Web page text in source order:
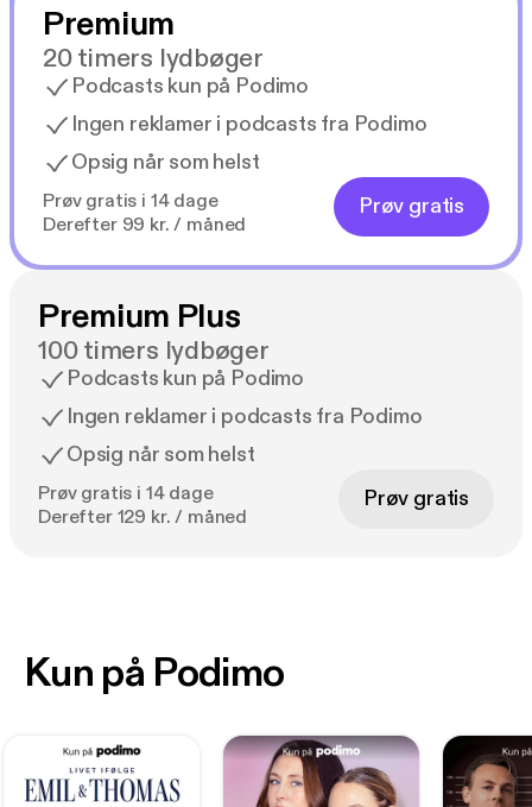
Premium
20 timers lydbøger
Podcasts kun på Podimo
Ingen reklamer i podcasts fra Podimo
Opsig når som helst
Prøv gratis i 14 dage
Derefter 99 kr. / måned
Prøv gratis
Premium Plus
100 timers lydbøger
Podcasts kun på Podimo
Ingen reklamer i podcasts fra Podimo
Opsig når som helst
Prøv gratis i 14 dage
Derefter 129 kr. / måned
Prøv gratis
Kun på Podimo